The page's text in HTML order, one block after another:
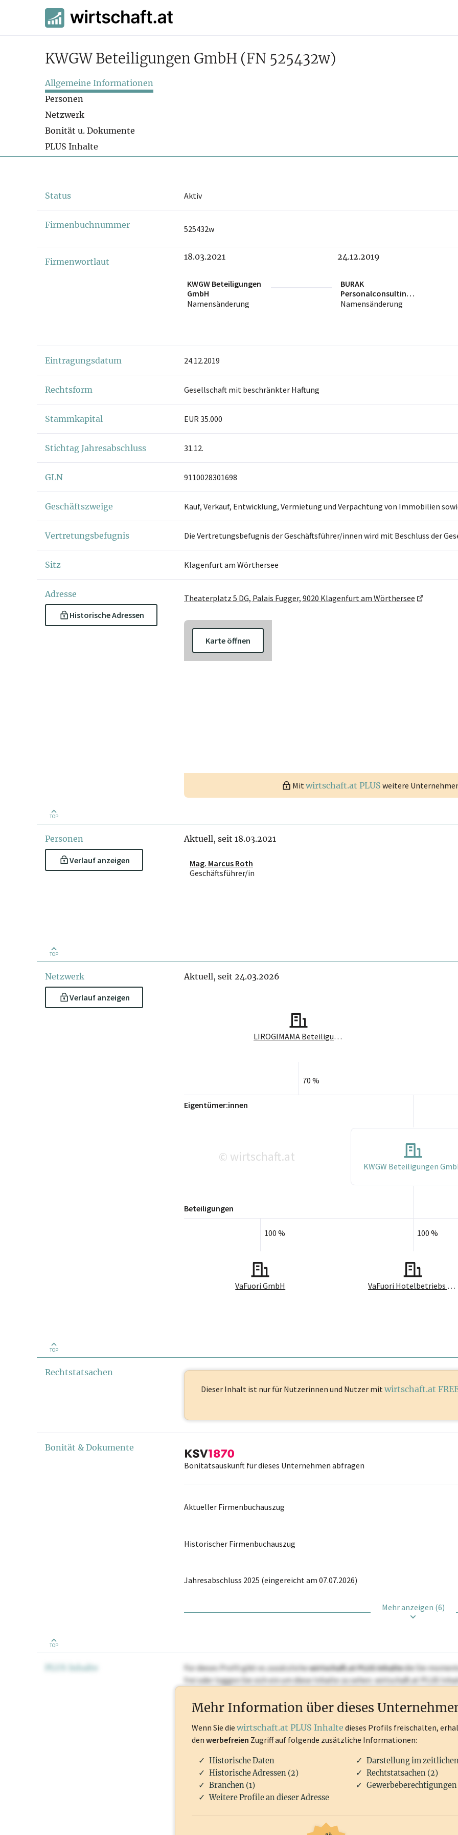
KWGW Beteiligungen GmbH (FN 525432w)
Allgemeine Informationen
Personen
Netzwerk
Bonität u. Dokumente
PLUS Inhalte
Status Aktiv
Firmenbuchnummer 525432w
Firmenwortlaut 18.03.2021
KWGW Beteiligungen
GmbH
Namensänderung
24.12.2019
BURAK
Personalconsulting
GmbH
Namensänderung
Eintragungsdatum 24.12.2019
Rechtsform Gesellschaft mit beschränkter Haftung
Stammkapital EUR 35.000
Stichtag Jahresabschluss 31.12.
GLN 9110028301698
Geschäftszweige Kauf, Verkauf, Entwicklung, Vermietung und Verpachtung von Immobilien
Vertretungsbefugnis Die Vertretungsbefugnis der Geschäftsführer/innen wird mit Beschluss der
Sitz Klagenfurt am Wörthersee
Adresse
Historische Adressen
Theaterplatz 5 DG, Palais Fugger, 9020 Klagenfurt am Wörthersee
Karte öffnen
Mitwirtschaft.at PLUS weitere
TOP
Personen
Verlauf anzeigen
Aktuell, seit 18.03.2021
Mag. Marcus Roth
Geschäftsführer/in
TOP
Netzwerk
Verlauf anzeigen
Aktuell, seit 24.03.2026
LIROGIMAMA Beteiligungsverwaltung GmbH
70 %
Eigentümer:innen
© wirtschaft.at
KWGW Beteiligungen
VaFuori GmbH
100 %
VaFuori Hotelbetriebs GmbH
100 %
Beteiligungen
TOP
Rechtstatsachen
Dieser Inhalt ist nur für Nutzerinnen und Nutzer mit wirtschaft.at
Bonität & Dokumente
Bonitätsauskunft für dieses Unternehmen abfragen
Aktueller Firmenbuchauszug
Historischer Firmenbuchauszug
Jahresabschluss 2025 (eingereicht am 07.07.2026)
Mehr anzeigen (6)
TOP
PLUS Inhalte Für dieses Profil gibt es zusätzlichewirtschaft.at PLUS Inhaltedie Sie
frei oder loggen Sie sich ein um diese Inhalte zu sehen. wirtschaft.at PLUS
Mehr Information über dieses
Wenn Sie die wirtschaft.at PLUS Inhalte dieses Profils freischalten,
den werbefreien Zugriff auf folgende zusätzliche Informationen:
Historische Daten
Darstellung im
Historische Adressen (2)
Rechtstatsachen (2)
Branchen (1)
Gewerbeberechtigungen
Weitere Profile an dieser Adresse